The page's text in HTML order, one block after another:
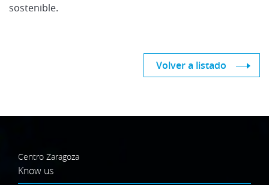
sostenible.
Volver a listado
Centro Zaragoza
Know us